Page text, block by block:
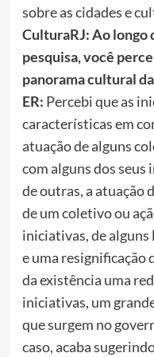
sobre as cidades e
CulturaRJ: Ao longo
pesquisa, você
panorama cultural
ER: Percebi que as
características em
atuação de alguns
com alguns dos
de outras, a atuação
de um coletivo ou
iniciativas, de alguns
e uma resignificação
da existência uma
iniciativas, um
que surgem no
caso, acaba